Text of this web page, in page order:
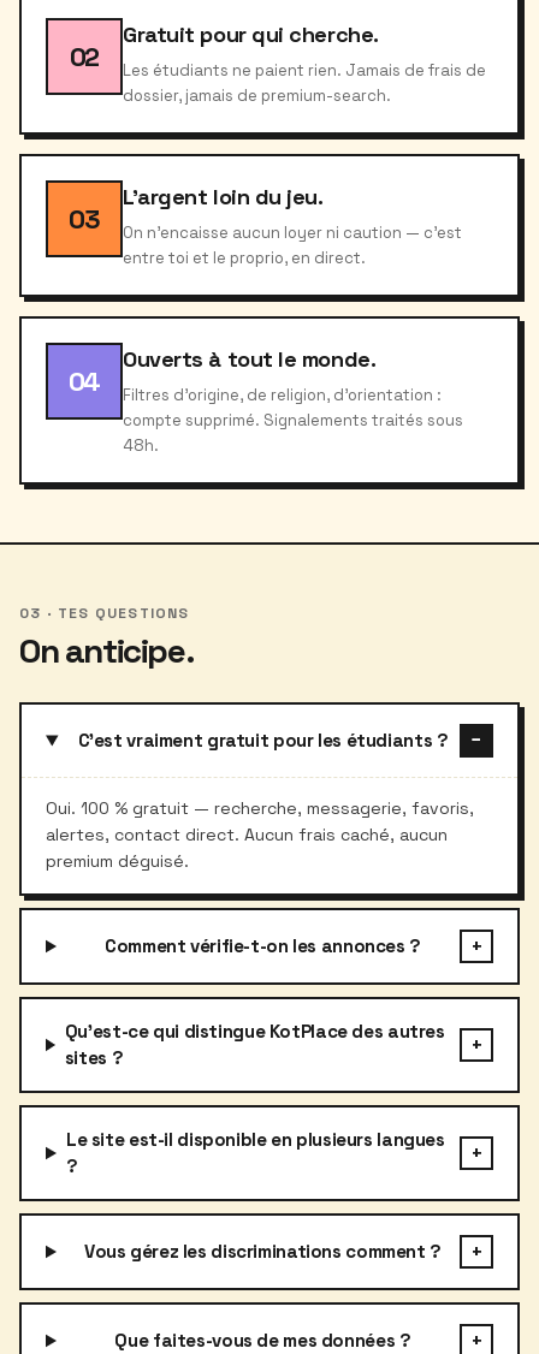
02
Gratuit pour qui cherche.
Les étudiants ne paient rien. Jamais de frais de
dossier, jamais de premium-search.
03
L'argent loin du jeu.
On n'encaisse aucun loyer ni caution — c'est
entre toi et le proprio, en direct.
04
Ouverts à tout le monde.
Filtres d'origine, de religion, d'orientation :
compte supprimé. Signalements traités sous
48h.
03 · TES QUESTIONS
On anticipe.
C'est vraiment gratuit pour les étudiants ? −
Oui. 100 % gratuit — recherche, messagerie, favoris,
alertes, contact direct. Aucun frais caché, aucun
premium déguisé.
Comment vérifie-t-on les annonces ? +
Qu'est-ce qui distingue KotPlace des autres
sites ?
+
Le site est-il disponible en plusieurs langues
?
+
Vous gérez les discriminations comment ? +
Que faites-vous de mes données ? +